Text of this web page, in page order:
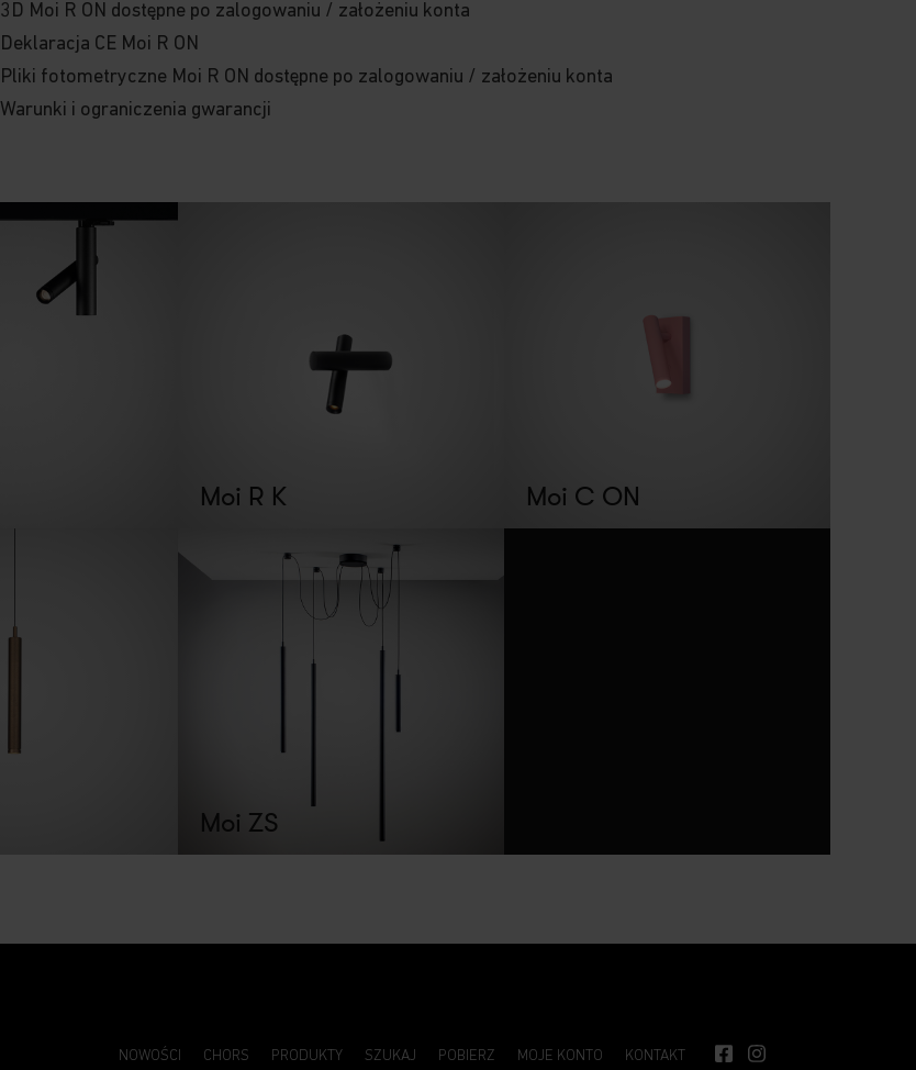
3D Moi R ON dostępne po zalogowaniu / założeniu konta
Deklaracja CE Moi R ON
Pliki fotometryczne Moi R ON dostępne po zalogowaniu / założeniu konta
Warunki i ograniczenia gwarancji
Moi R K Moi C ON
Moi ZS
NOWOŚCI CHORS PRODUKTY SZUKAJ POBIERZ MOJE KONTO KONTAKT